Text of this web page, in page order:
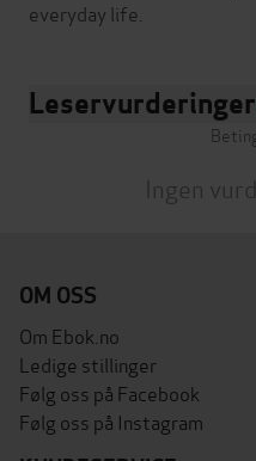
Leservurderinger
Ingen
OM OSS
Om Ebok.no
Ledige stillinger
Følg oss på Facebook
Følg oss på Instagram